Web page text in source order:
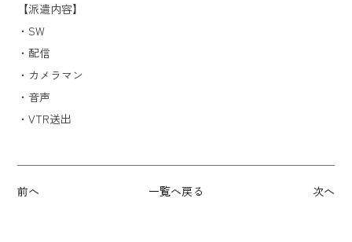
【派遣内容】
・SW
・配信
・カメラマン
・音声
・VTR送出
前へ 一覧へ戻る 次へ